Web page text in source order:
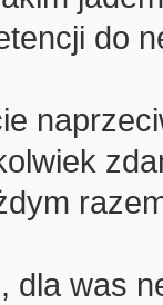
do
dla was